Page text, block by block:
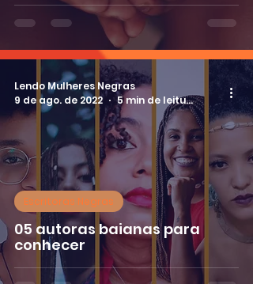
05 autoras baianas para
conhecer
Escritoras Negras
Lendo Mulheres Negras
9 de ago. de 2022
5 min de leitura